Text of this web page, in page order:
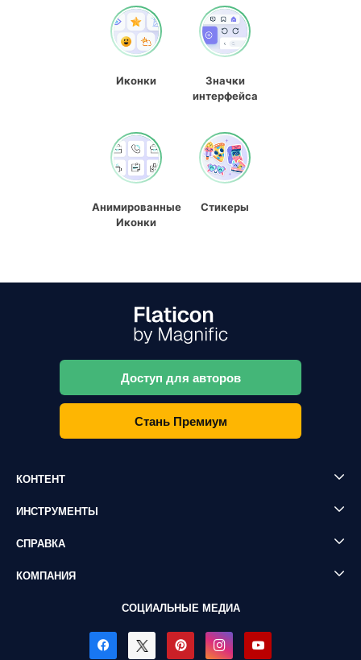
Иконки
Значки
интерфейса
Анимированные
Иконки
Стикеры
Доступ для авторов
Стань Премиум
КОНТЕНТ
ИНСТРУМЕНТЫ
СПРАВКА
КОМПАНИЯ
СОЦИАЛЬНЫЕ МЕДИА